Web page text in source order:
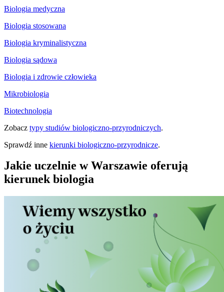
Biologia medyczna
Biologia stosowana
Biologia kryminalistyczna
Biologia sądowa
Biologia i zdrowie człowieka
Mikrobiologia
Biotechnologia
Zobacz typy studiów biologiczno-przyrodniczych.
Sprawdź inne kierunki biologiczno-przyrodnicze.
Jakie uczelnie w Warszawie oferują
kierunek biologia